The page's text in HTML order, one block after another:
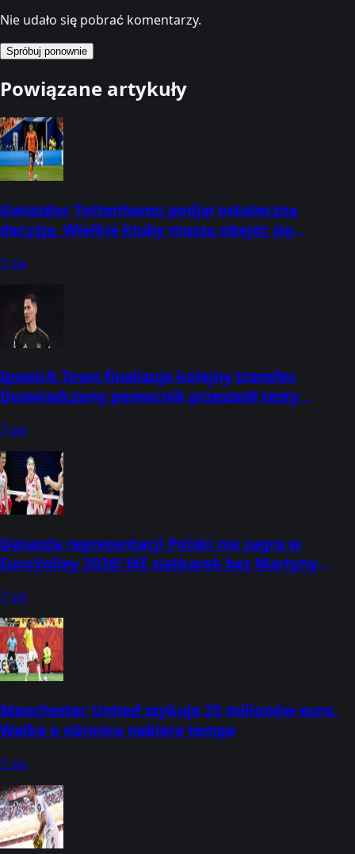
Nie udało się pobrać komentarzy.
Spróbuj ponownie
Powiązane artykuły
Gwiazdor Tottenhamu podjął ostateczną
decyzję. Wielkie kluby muszą obejść się
7 sie
Ipswich Town finalizuje kolejny transfer.
Doświadczony pomocnik przeszedł testy
7 sie
Gwiazda reprezentacji Polski nie zagra w
EuroVolley 2026! ME siatkarek bez Martyny
7 sie
Manchester United szykuje 25 milionów euro.
Walka o obrońcę nabiera tempa
7 sie